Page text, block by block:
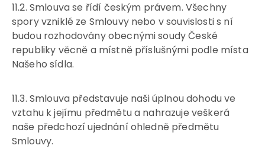
11.2. Smlouva se řídí českým právem. Všechny
spory vzniklé ze Smlouvy nebo v souvislosti s ní
budou rozhodovány obecnými soudy České
republiky věcně a místně příslušnými podle místa
Našeho sídla.
11.3. Smlouva představuje naši úplnou dohodu ve
vztahu k jejímu předmětu a nahrazuje veškerá
naše předchozí ujednání ohledně předmětu
Smlouvy.